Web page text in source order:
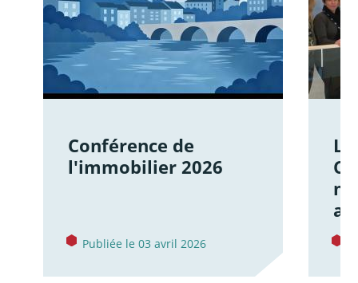
Conférence de
l'immobilier 2026
Publiée le 03 avril 2026